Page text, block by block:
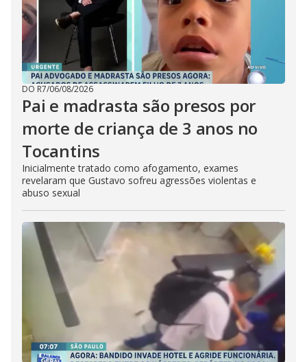
DO R7/06/08/2026
Pai e madrasta são presos por
morte de criança de 3 anos no
Tocantins
Inicialmente tratado como afogamento, exames
revelaram que Gustavo sofreu agressões violentas e
abuso sexual